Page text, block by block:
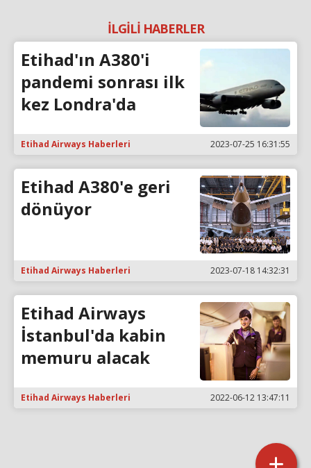
İLGİLİ HABERLER
Etihad'ın A380'i
pandemi sonrası ilk
kez Londra'da
Etihad Airways Haberleri 2023-07-25 16:31:55
Etihad A380'e geri
dönüyor
Etihad Airways Haberleri 2023-07-18 14:32:31
Etihad Airways
İstanbul'da kabin
memuru alacak
Etihad Airways Haberleri 2022-06-12 13:47:11